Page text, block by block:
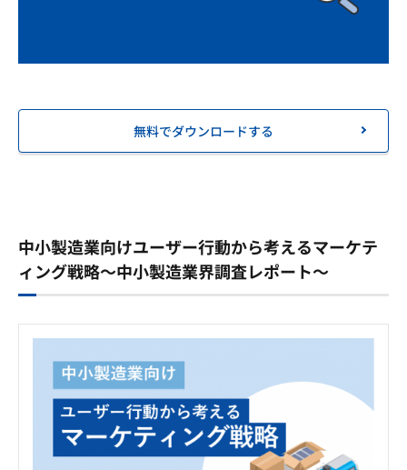
無料でダウンロードする
中小製造業向けユーザー行動から考えるマーケテ
ィング戦略～中小製造業界調査レポート～